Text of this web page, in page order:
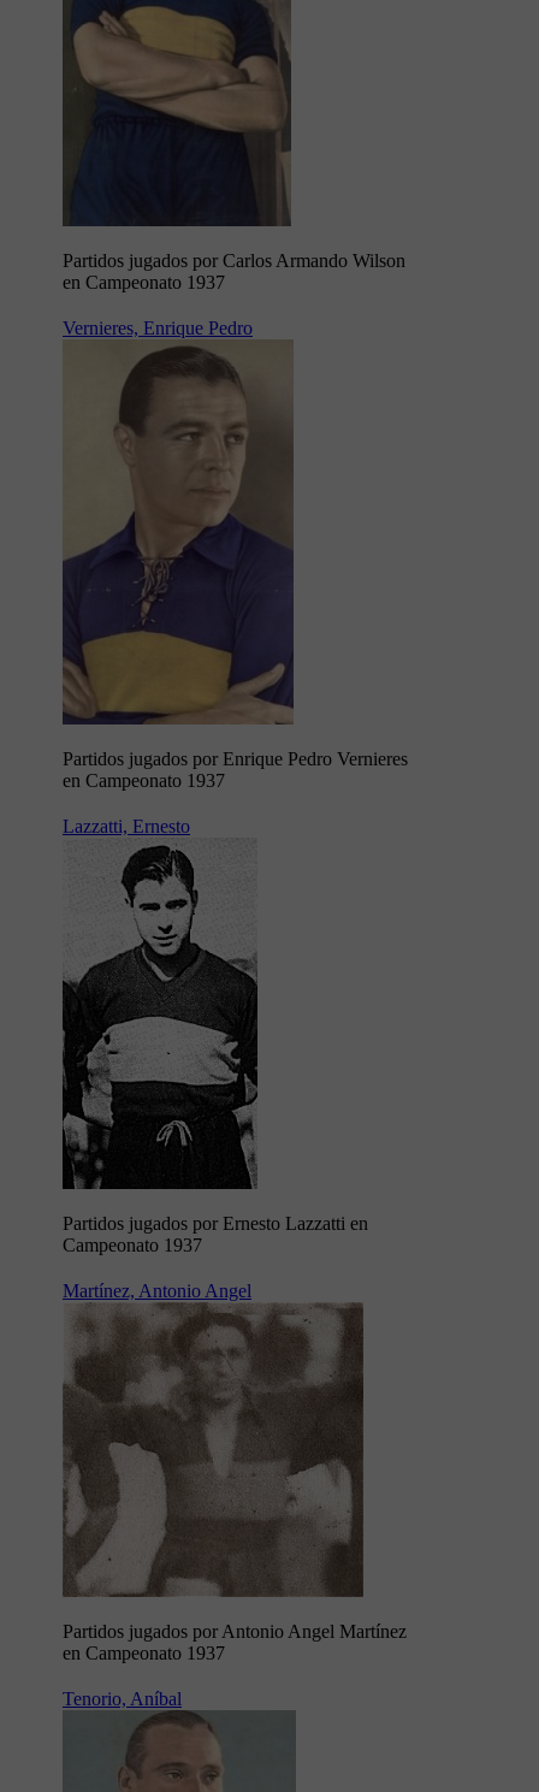
Partidos jugados por Carlos Armando Wilson
en Campeonato 1937
Vernieres, Enrique Pedro
Partidos jugados por Enrique Pedro Vernieres
en Campeonato 1937
Lazzatti, Ernesto
Partidos jugados por Ernesto Lazzatti en
Campeonato 1937
Martínez, Antonio Angel
Partidos jugados por Antonio Angel Martínez
en Campeonato 1937
Tenorio, Aníbal